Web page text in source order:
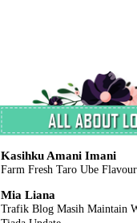
Kasihku Amani Imani
Farm Fresh Taro Ube
Mia Liana
Trafik Blog Masih Maintain